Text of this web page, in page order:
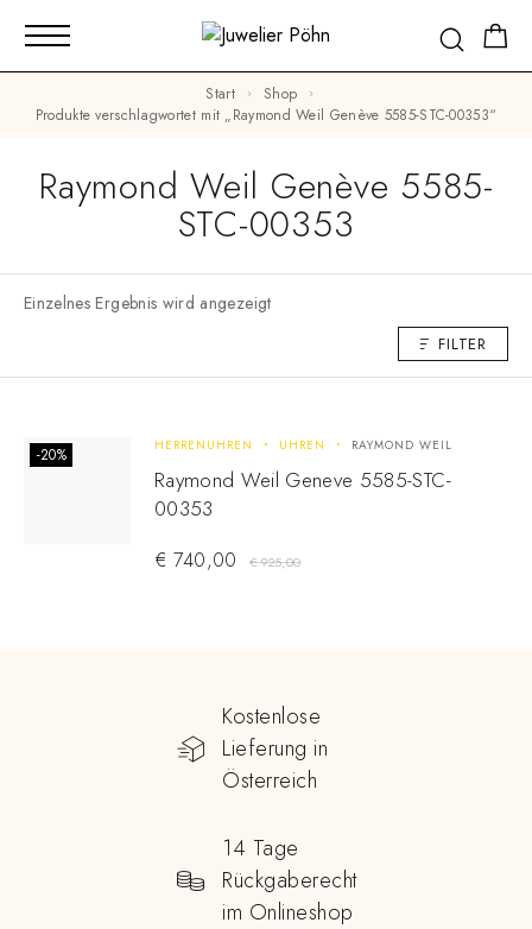
Start
Shop
Produkte verschlagwortet mit „Raymond Weil Genève 5585-STC-00353“
Raymond Weil Genève 5585-
STC-00353
Einzelnes Ergebnis wird angezeigt
FILTER
-20% HERRENUHREN UHREN RAYMOND WEIL
Raymond Weil Geneve 5585-STC-
00353
€925,00
€ 740,00
Kostenlose
Lieferung in
Österreich
14 Tage
Rückgaberecht
im Onlineshop